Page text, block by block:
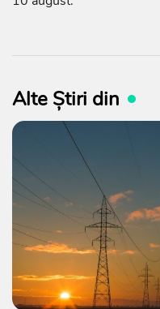
Alte Știri din